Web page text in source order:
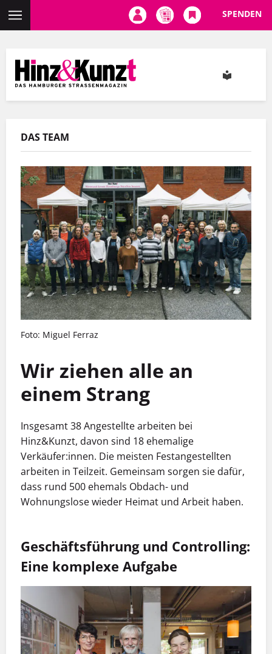
Inhalt
SPENDEN
DAS TEAM
Foto: Miguel Ferraz
Wir ziehen alle an
einem Strang
Insgesamt 38 Angestellte arbeiten bei
Hinz&Kunzt, davon sind 18 ehemalige
Verkäufer:innen. Die meisten Festangestellten
arbeiten in Teilzeit. Gemeinsam sorgen sie dafür,
dass rund 500 ehemals Obdach- und
Wohnungslose wieder Heimat und Arbeit haben.
Geschäftsführung und Controlling:
Eine komplexe Aufgabe